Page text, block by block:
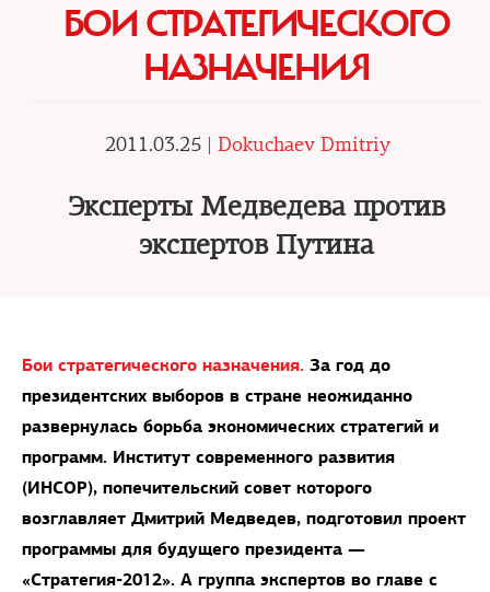
БОИ СТРАТЕГИЧЕСКОГО
НАЗНАЧЕНИЯ
2011.03.25 | Dokuchaev Dmitriy
Эксперты Медведева против
экспертов Путина
Бои стратегического назначения. За год до
президентских выборов в стране неожиданно
развернулась борьба экономических стратегий и
программ. Институт современного развития
(ИНСОР), попечительский совет которого
возглавляет Дмитрий Медведев, подготовил проект
программы для будущего президента —
«Стратегия-2012». А группа экспертов во главе с